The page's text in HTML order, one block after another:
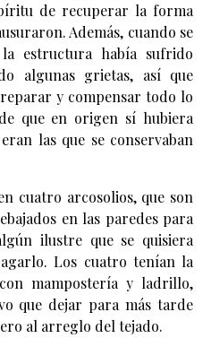
de recuperar la forma
Además, cuando se
estructura había sufrido
algunas grietas, así que
y compensar todo lo
que en origen sí hubiera
las que se conservaban
cuatro arcosolios, que son
en las paredes para
ilustre que se quisiera
Los cuatro tenían la
mampostería y ladrillo,
que dejar para más tarde
al arreglo del tejado.